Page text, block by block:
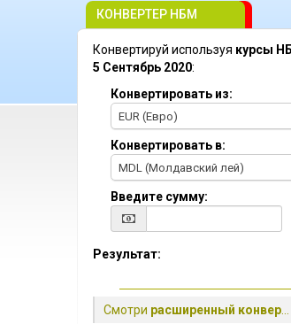
КОНВЕРТЕР НБМ
Конвертируй используя курсы
5 Сентябрь 2020:
Конвертировать из:
EUR (Евро)
Конвертировать в:
MDL (Молдавский лей)
Введите сумму:
Результат:
Смотри расширенный конвертер